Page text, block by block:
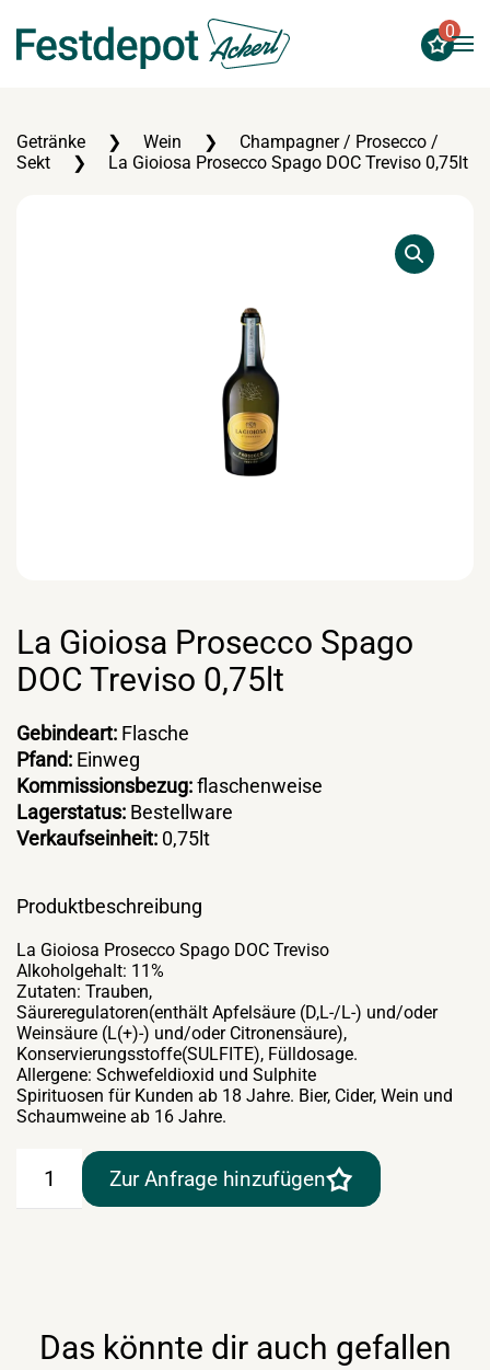
Zum Hauptinhalt springen
0
Getränke Wein
Champagner / Prosecco /
Sekt
La Gioiosa Prosecco Spago DOC Treviso 0,75lt
La Gioiosa Prosecco Spago
DOC Treviso 0,75lt
Gebindeart: Flasche
Pfand: Einweg
Kommissionsbezug:flaschenweise
Lagerstatus: Bestellware
Verkaufseinheit: 0,75lt
Produktbeschreibung
La Gioiosa Prosecco Spago DOC Treviso
Alkoholgehalt: 11%
Zutaten: Trauben,
Säureregulatoren(enthält Apfelsäure (D,L-/L-) und/oder
Weinsäure (L(+)-) und/oder Citronensäure),
Konservierungsstoffe(SULFITE), Fülldosage.
Allergene: Schwefeldioxid und Sulphite
Spirituosen für Kunden ab 18 Jahre. Bier, Cider, Wein und
Schaumweine ab 16 Jahre.
Gioiosa
Prosecco
Zur Anfrage hinzufügen
Das könnte dir auch gefallen